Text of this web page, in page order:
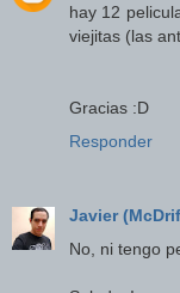
hay 12
viejitas (las
Gracias :D
Responder
Javier
No, ni tengo